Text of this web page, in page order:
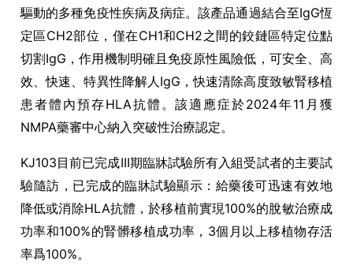
驅動的多種免疫性疾病及病症。該產品通過結合至IgG恆
定區CH2部位，僅在CH1和CH2之間的鉸鏈區特定位點
切割IgG，作用機制明確且免疫原性風險低，可安全、高
效、快速、特異性降解人IgG，快速清除高度致敏腎移植
患者體內預存HLA抗體。該適應症於2024年11月獲
NMPA藥審中心納入突破性治療認定。
KJ103目前已完成III期臨牀試驗所有入組受試者的主要試
驗隨訪，已完成的臨牀試驗顯示：給藥後可迅速有效地
降低或消除HLA抗體，於移植前實現100%的脫敏治療成
功率和100%的腎髒移植成功率，3個月以上移植物存活
率爲100%。